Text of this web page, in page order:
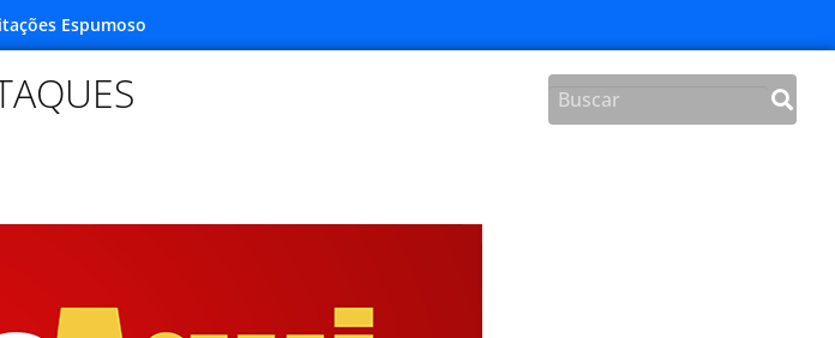
Espumoso